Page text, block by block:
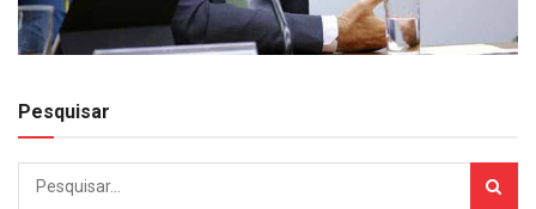
Pesquisar